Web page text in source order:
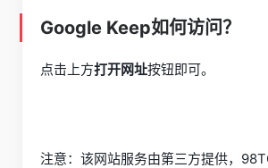
Google Keep如何访问？
点击上方打开网址按钮即可。
注意：该网站服务由第三方提供，